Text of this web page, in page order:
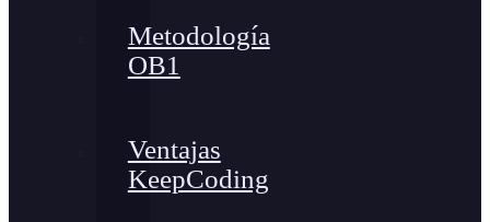
Metodología
OB1
Ventajas
KeepCoding